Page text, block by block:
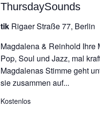
ThursdaySounds
tik Rigaer Straße 77, Berlin
Magdalena & Reinhold Ihre
Pop, Soul und Jazz, mal
Magdalenas Stimme geht
sie zusammen auf...
Kostenlos